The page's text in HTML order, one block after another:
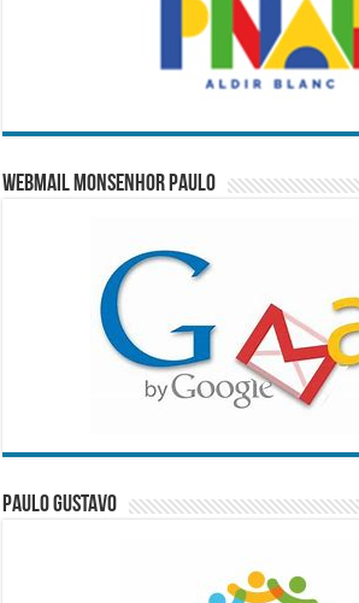
WebMail Monsenhor Paulo
Paulo Gustavo